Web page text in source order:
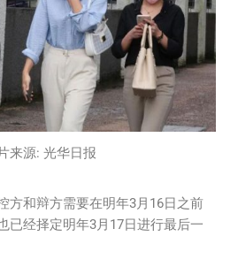
来源: 光华日报
方和辩方需要在明年3月16日之前
已经择定明年3月17日进行最后一